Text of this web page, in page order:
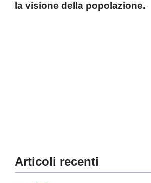
la visione della popolazione.
Articoli recenti